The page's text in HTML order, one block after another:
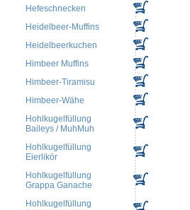
Hefeschnecken
Heidelbeer-Muffins
Heidelbeerkuchen
Himbeer Muffins
Himbeer-Tiramisu
Himbeer-Wähe
Hohlkugelfüllung
Baileys / MuhMuh
Hohlkugelfüllung
Eierlikör
Hohlkugelfüllung
Grappa Ganache
Hohlkugelfüllung